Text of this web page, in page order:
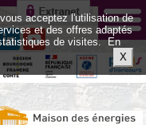
acceptez l'utilisation de
et des offres adaptés
de visites. En
X